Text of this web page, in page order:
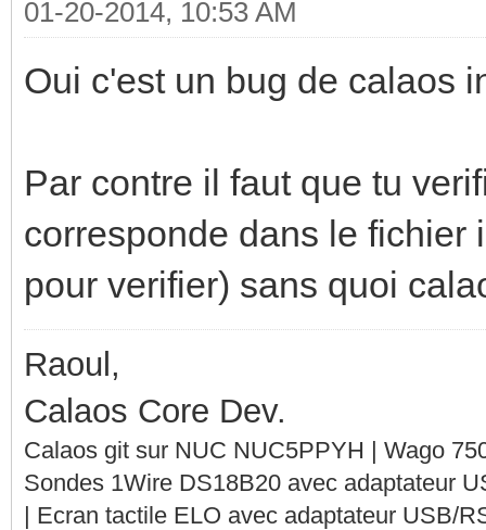
01-20-2014, 10:53 AM
Oui c'est un bug de calaos
Par contre il faut que tu
corresponde dans le fichier
pour verifier) sans quoi
Raoul,
Calaos Core Dev.
Calaos git sur NUC NUC5PPYH | Wago
Sondes 1Wire DS18B20 avec adaptateur
| Ecran tactile ELO avec adaptateur USB/